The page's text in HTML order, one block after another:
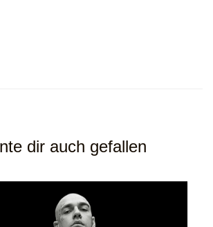
dir auch gefallen